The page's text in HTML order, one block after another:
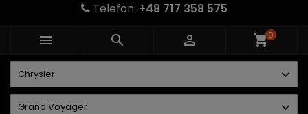
Telefon: +48 717 358 575
   shopping_cart0